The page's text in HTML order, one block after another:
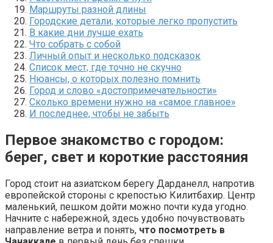
Маршруты разной длины
Городские детали, которые легко пропустить
В какие дни лучше ехать
Что собрать с собой
Личный опыт и несколько подсказок
Список мест, где точно не скучно
Нюансы, о которых полезно помнить
Город и слово «достопримечательности»
Сколько времени нужно на «самое главное»
И последнее, чтобы не забыть
Первое знакомство с городом:
берег, свет и короткие расстояния
Город стоит на азиатском берегу Дарданелл, напротив
европейской стороны с крепостью Килитбахир. Центр
маленький, пешком дойти можно почти куда угодно.
Начните с набережной, здесь удобно почувствовать
направление ветра и понять, что посмотреть в